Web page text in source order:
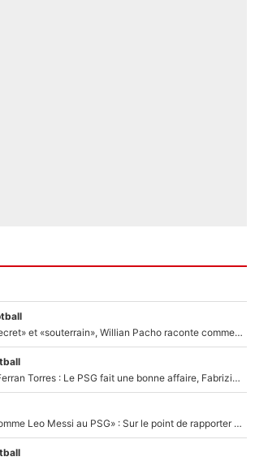
Invité dans un lieu «secret» et «souterrain», Willian Pacho raconte comment il a négocié son transfert au PSG !
C'est imminent pour Ferran Torres : Le PSG fait une bonne affaire, Fabrizio Romano révèle le vrai prix du joueur !
«Ce fils de p*te fait comme Leo Messi au PSG» : Sur le point de rapporter gros à l'OM, Facundo Medina raconte son clash avec des supporters !